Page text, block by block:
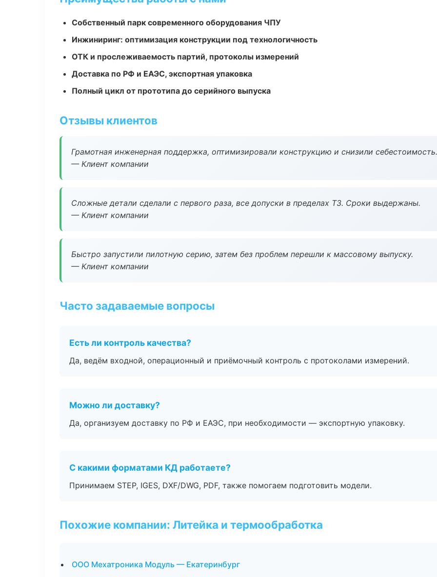
Собственный парк современного оборудования ЧПУ
Инжиниринг: оптимизация конструкции под технологичность
ОТК и прослеживаемость партий, протоколы измерений
Доставка по РФ и ЕАЭС, экспортная упаковка
Полный цикл от прототипа до серийного выпуска
Отзывы клиентов
Грамотная инженерная поддержка, оптимизировали конструкцию и снизили себестоимость.
— Клиент компании
Сложные детали сделали с первого раза, все допуски в пределах ТЗ. Сроки выдержаны.
— Клиент компании
Быстро запустили пилотную серию, затем без проблем перешли к массовому выпуску.
— Клиент компании
Часто задаваемые вопросы
Есть ли контроль качества?
Да, ведём входной, операционный и приёмочный контроль с протоколами измерений.
Можно ли доставку?
Да, организуем доставку по РФ и ЕАЭС, при необходимости — экспортную упаковку.
С какими форматами КД работаете?
Принимаем STEP, IGES, DXF/DWG, PDF, также помогаем подготовить модели.
Похожие компании: Литейка и термообработка
ООО Мехатроника Модуль — Екатеринбург